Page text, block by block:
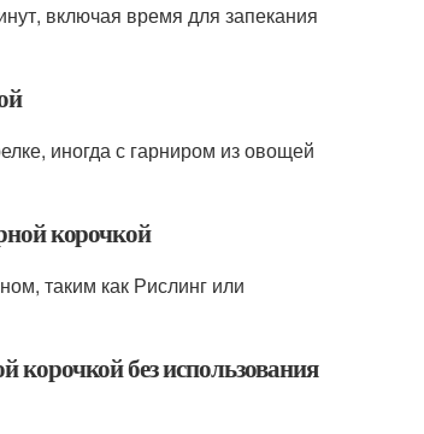
включая время для запекания
иногда с гарниром из овощей
корочкой
таким как Рислинг или
без использования